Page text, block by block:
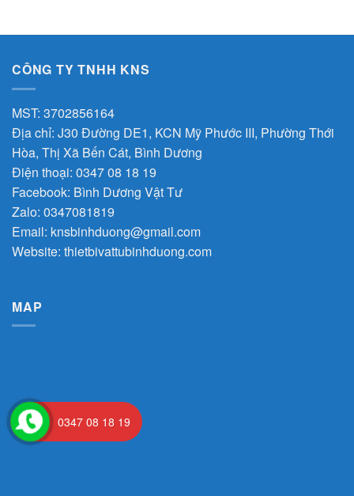
CÔNG TY TNHH KNS
MST: 3702856164
Địa chỉ: J30 Đường DE1, KCN Mỹ Phước III, Phường Thới
Hòa, Thị Xã Bến Cát, Bình Dương
Điện thoại: 0347 08 18 19
Facebook: Bình Dương Vật Tư
Zalo: 0347081819
Email: knsbinhduong@gmail.com
Website: thietbivattubinhduong.com
MAP
0347 08 18 19